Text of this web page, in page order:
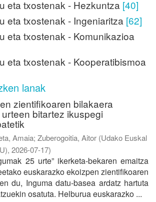
eta txostenak - Hezkuntza [40]
eta txostenak - Ingeniaritza [62]
eta txostenak - Komunikazioa
eta txostenak - Kooperatibismoa
lanak
zientifikoaren bilakaera
bitartez ikuspegi
Amaia; Zuberogoitia, Aitor (Udako Euskal
, 2026-07-17)
25 urte” ikerketa-bekaren emaitza
euskarazko ekoizpen zientifikoaren
du, Inguma datu-basea ardatz hartuta
osatuta. Helburua euskarazko ...